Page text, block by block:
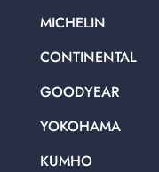
MICHELIN
CONTINENTAL
GOODYEAR
YOKOHAMA
KUMHO